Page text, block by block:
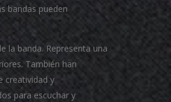
bandas pueden
la banda. Representa una
También han
creatividad y
para escuchar y